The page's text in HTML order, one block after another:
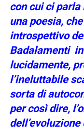
con cui ci parla
una poesia,
introspettivo
Badalamenti
lucidamente,
l’ineluttabile
sorta di
per così dire,